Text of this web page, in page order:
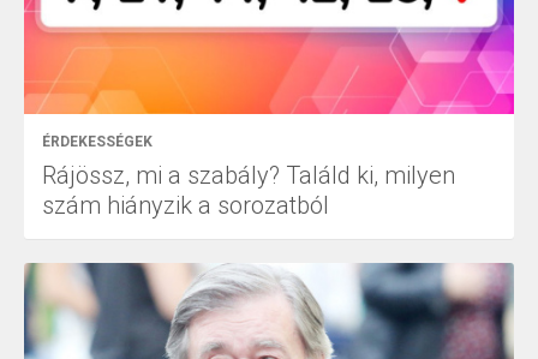
ÉRDEKESSÉGEK
Rájössz, mi a szabály? Találd ki, milyen
szám hiányzik a sorozatból